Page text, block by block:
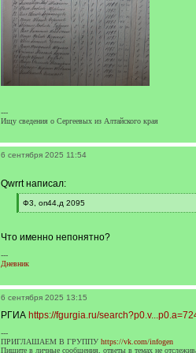
---
Ищу сведения о Сергеевых из Алтайского края
6 сентября 2025 11:54
Qwrrt написал:
[
q
Ф3, оп44,д 2095
[
]
Что именно непонятно?
---
Дневник
6 сентября 2025 13:15
РГИА https://fgurgia.ru/
---
ПРИГЛАШАЕМ В ГРУППУ https://vk.com/infogen
Пишите в личные сообщения, ответы в темах не